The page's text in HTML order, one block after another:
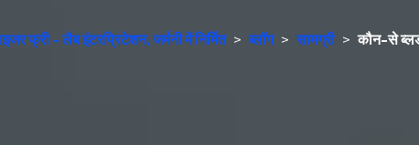
फ्री - लैब इंटरप्रिटेशन, जर्मनी में निर्मित > ब्लॉग > सामग्री > कौन-से